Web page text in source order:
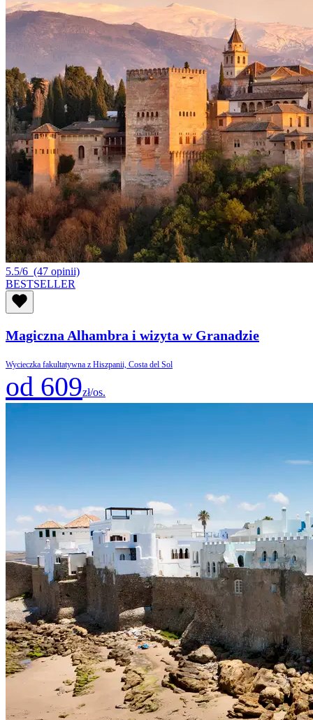
5.5/6 (47 opinii)
BESTSELLER
Magiczna Alhambra i wizyta w Granadzie
Wycieczka fakultatywna z Hiszpanii, Costa del Sol
od 609zł/os.